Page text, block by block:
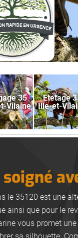
35
Vilaine
Etetage
Ille-et-
le 35120 est une
ainsi que pour le
vous promet